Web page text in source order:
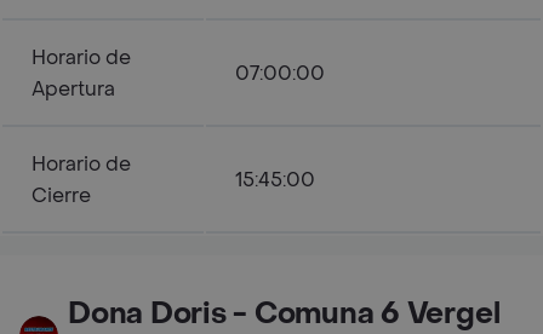
Horario de
Apertura
07:00:00
Horario de
Cierre
15:45:00
Dona Doris - Comuna 6 Vergel